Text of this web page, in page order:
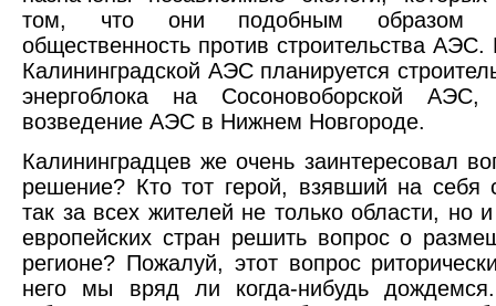
том, что они подобным образом
общественность против строительства
Калининградской АЭС планируется
энергоблока на Сосоновоборской
возведение АЭС в Нижнем Новгороде.
Калининградцев же очень заинтересовал
решение? Кто тот герой, взявший на себя
так за всех жителей не только области, но
европейских стран решить вопрос о
регионе? Пожалуй, этот вопрос
него мы вряд ли когда-нибудь